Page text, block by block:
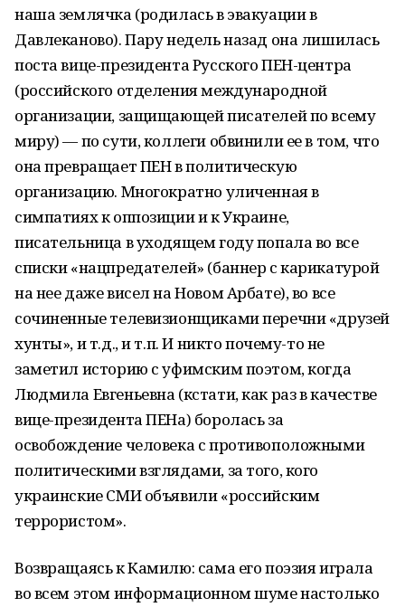
наша землячка (родилась в эвакуации в
Давлеканово). Пару недель назад она лишилась
поста вице-президента Русского ПЕН-центра
(российского отделения международной
организации, защищающей писателей по всему
миру) — по сути, коллеги обвинили ее в том, что
она превращает ПЕН в политическую
организацию. Многократно уличенная в
симпатиях к оппозиции и к Украине,
писательница в уходящем году попала во все
списки «нацпредателей» (баннер с карикатурой
на нее даже висел на Новом Арбате), во все
сочиненные телевизионщиками перечни «друзей
хунты», и т.д., и т.п. И никто почему-то не
заметил историю с уфимским поэтом, когда
Людмила Евгеньевна (кстати, как раз в качестве
вице-президента ПЕНа) боролась за
освобождение человека с противоположными
политическими взглядами, за того, кого
украинские СМИ объявили «российским
террористом».
Возвращаясь к Камилю: сама его поэзия играла
во всем этом информационном шуме настолько